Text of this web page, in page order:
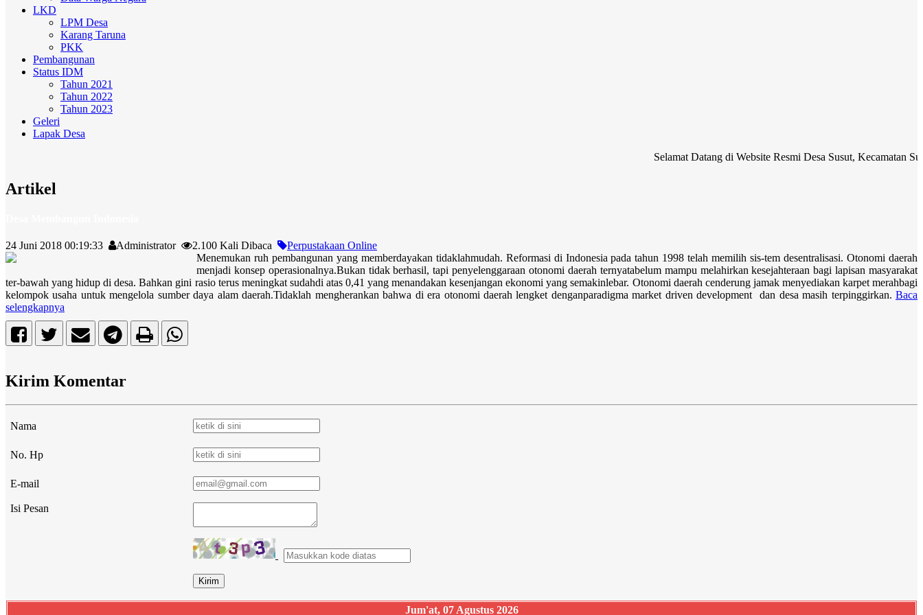
LKD
LPM Desa
Karang Taruna
PKK
Pembangunan
Status IDM
Tahun 2021
Tahun 2022
Tahun 2023
Geleri
Lapak Desa
Selamat Datang di Website Resmi Desa Susut, Kecamatan Susut,
Artikel
24 Juni 2018 00:19:33 Administrator 2.100 Kali Dibaca
Perpustakaan Online
Menemukan ruh pembangunan yang memberdayakan tidaklahmudah. Reformasi di Indonesia pada tahun 1998 telah memilih sis-tem desentralisasi. Otonomi daerah
menjadi konsep operasionalnya.Bukan tidak berhasil, tapi penyelenggaraan otonomi daerah ternyatabelum mampu melahirkan kesejahteraan bagi lapisan masyarakat
ter-bawah yang hidup di desa. Bahkan gini rasioterus meningkat sudahdi atas 0,41 yang menandakan kesenjangan ekonomi yang semakinlebar. Otonomi daerah cenderung jamak menyediakan karpet merahbagi
kelompok usaha untuk mengelola sumber daya alam daerah.Tidaklah mengherankan bahwa di era otonomi daerah lengket denganparadigmamarket driven development dan desa masih terpinggirkan.Baca
selengkapnya
Kirim Komentar
Nama
No. Hp
E-mail
Isi Pesan
Jum'at, 07 Agustus 2026